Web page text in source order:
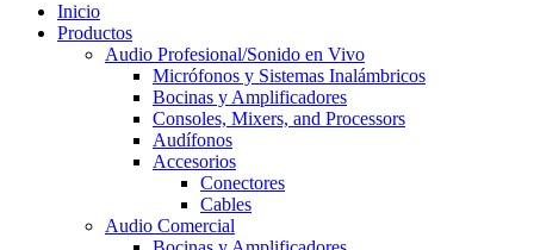
Inicio
Productos
Audio Profesional/Sonido en Vivo
Micrófonos y Sistemas Inalámbricos
Bocinas y Amplificadores
Consoles, Mixers, and Processors
Audífonos
Accesorios
Conectores
Cables
Audio Comercial